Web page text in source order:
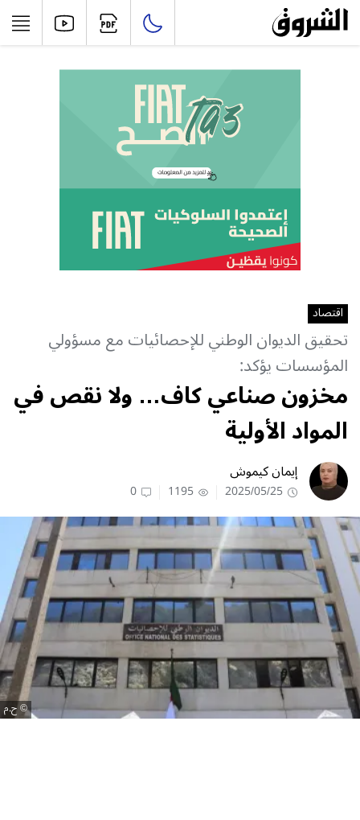
اقتصاد
تحقيق الديوان الوطني للإحصائيات مع مسؤولي
المؤسسات يؤكد:
مخزون صناعي كاف… ولا نقص في
المواد الأولية
إيمان كيموش
2025/05/25
1195
0
ح.م